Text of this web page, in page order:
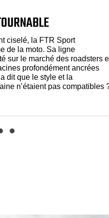
ciselé, la FTR Sport
de la moto. Sa ligne
sur le marché des roadsters
profondément ancrées
dit que le style et la
n’étaient pas compatibles